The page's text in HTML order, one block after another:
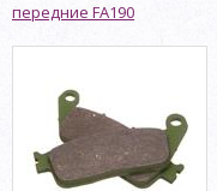
передние FA190